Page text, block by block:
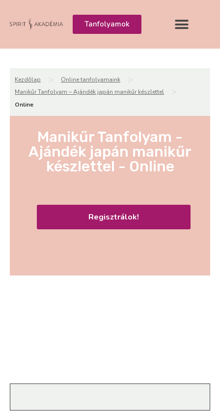
Tanfolyamok
Kezdőlap > Online tanfolyamaink >
Manikűr Tanfolyam – Ajándék japán manikűr készlettel >
Online
Manikűr Tanfolyam -
Ajándék japán manikűr
készlettel - Online
Regisztrálok!